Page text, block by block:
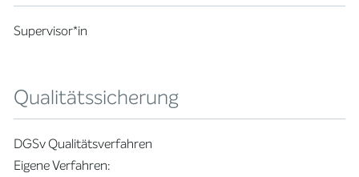
Supervisor*in
Qualitätssicherung
DGSv Qualitätsverfahren
Eigene Verfahren: